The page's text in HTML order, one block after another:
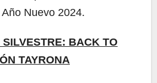
Nuevo 2024.
SILVESTRE: BACK TO
TAYRONA